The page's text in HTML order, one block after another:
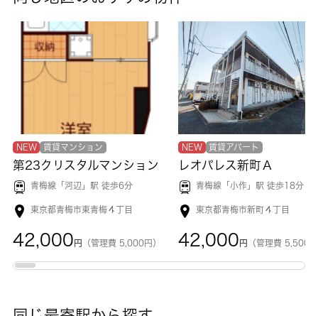
NEW 賃貸マンション
第23クリスタルマンション
青梅線「 河辺 」駅 徒歩6分
東京都青梅市東青梅４丁目
42,000 円 （管理費 5,000円）
NEW 賃貸アパート
レオパレス新町Ａ
青梅線「 小作 」駅 徒歩18分
東京都青梅市新町４丁目
42,000 円 （管理費 5,500